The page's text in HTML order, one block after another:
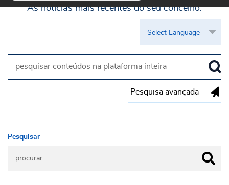
Pesquisa avançada
As notícias mais recentes do seu concelho.
Pesquisar